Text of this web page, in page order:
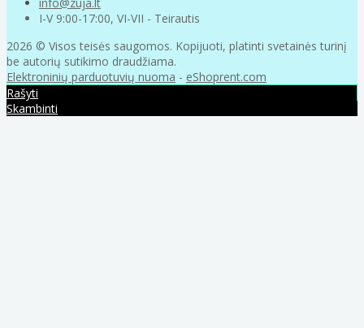
I-V 9:00-17:00, VI-VII - Teirautis
2026 © Visos teisės saugomos. Kopijuoti, platinti svetainės turinį
be autorių sutikimo draudžiama.
Elektroninių parduotuvių nuoma - eShoprent.com
Rašyti
Skambinti